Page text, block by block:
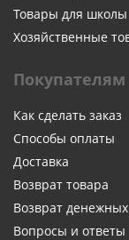
Товары для школы
Хозяйственные
Покупателям
Как сделать заказ
Способы оплаты
Доставка
Возврат товара
Возврат
Вопросы и ответы